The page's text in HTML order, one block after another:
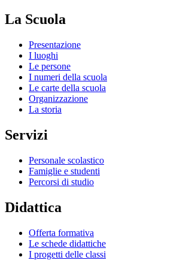
La Scuola
Presentazione
I luoghi
Le persone
I numeri della scuola
Le carte della scuola
Organizzazione
La storia
Servizi
Personale scolastico
Famiglie e studenti
Percorsi di studio
Didattica
Offerta formativa
Le schede didattiche
I progetti delle classi